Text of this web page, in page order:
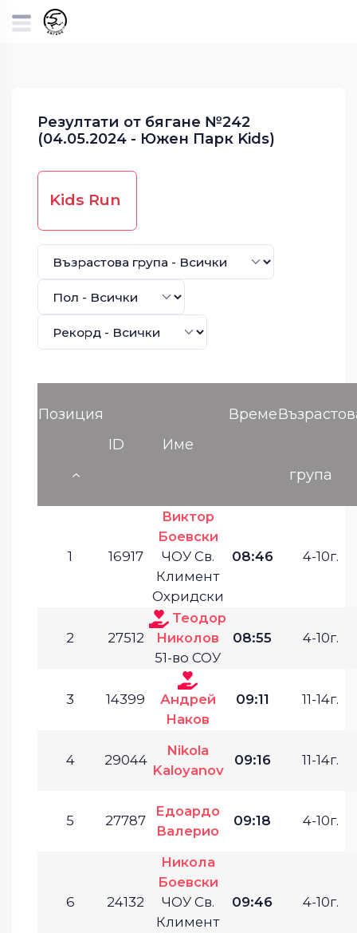
Резултати от бягане №242
(04.05.2024 - Южен Парк Kids)
Kids Run
Позиция
ID
Име
Време
група
1 16917
Виктор
Боевски
ЧОУ Св.
Климент
Охридски
08:46 4-10г.
2 27512
Теодор
Николов
51-во СОУ
08:55 4-10г.
3 14399
Андрей
Наков
09:11 11-14г.
4 29044
Nikola
Kaloyanov
09:16 11-14г.
5 27787
Едоардо
Валерио
09:18 4-10г.
6 24132
Никола
Боевски
ЧОУ Св.
Климент
09:46 4-10г.